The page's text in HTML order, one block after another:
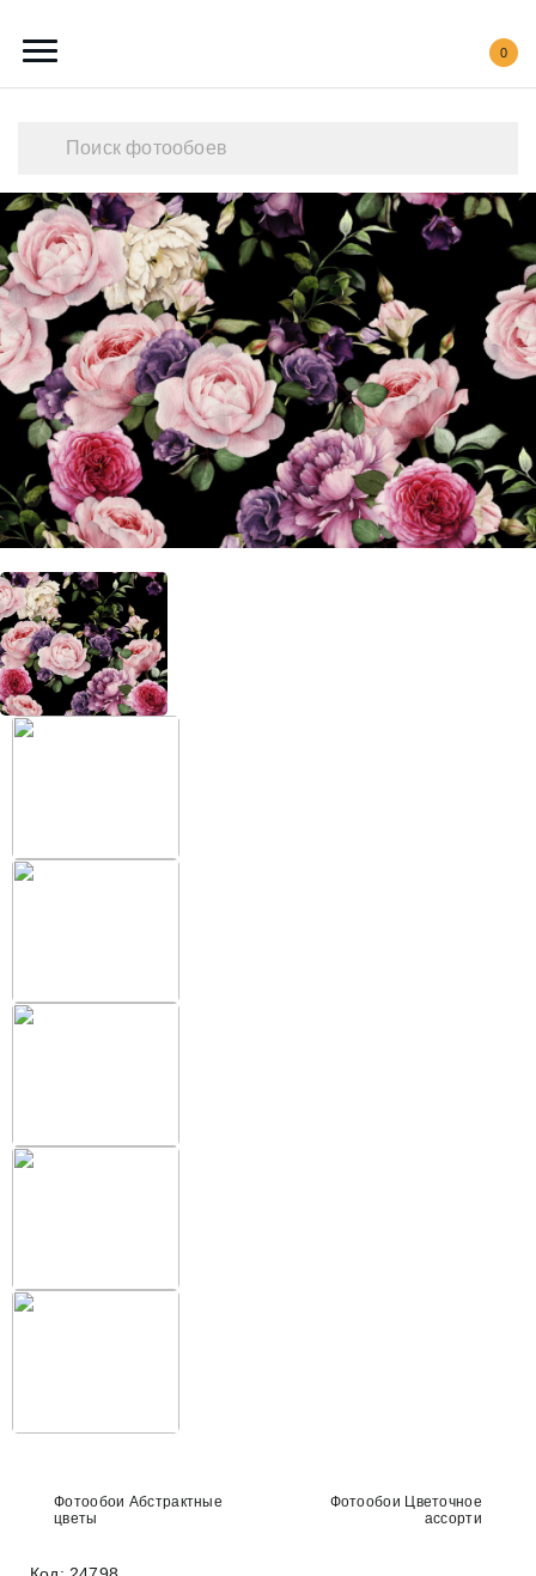
0
Каталог обоев
Наши работы
Создать свои фотообои
Акции
О нас
Контакты
+38 (097) 151 87 57
Избранное
Фотообои Абстрактные
цветы
Фотообои Цветочное
ассорти